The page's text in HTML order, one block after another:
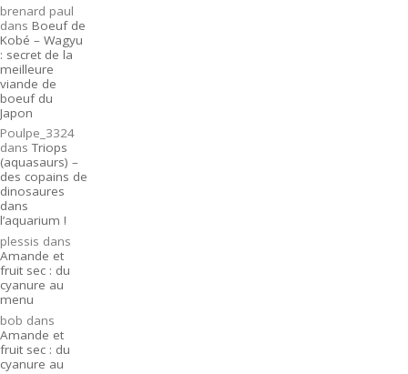
brenard paul
dans Boeuf de
Kobé – Wagyu
: secret de la
meilleure
viande de
boeuf du
Japon
Poulpe_3324
dansTriops
(aquasaurs) –
des copains de
dinosaures
dans
l’aquarium !
plessis dans
Amande et
fruit sec : du
cyanure au
menu
bob dans
Amande et
fruit sec : du
cyanure au